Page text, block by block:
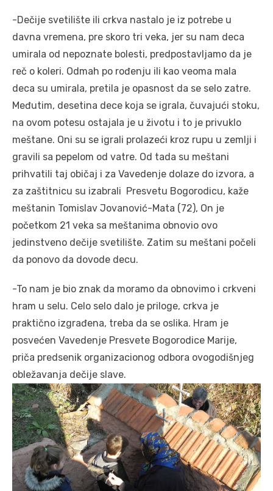
-Dečije svetilište ili crkva nastalo je iz potrebe u
davna vremena, pre skoro tri veka, jer su nam deca
umirala od nepoznate bolesti, predpostavljamo da je
reč o koleri. Odmah po rođenju ili kao veoma mala
deca su umirala, pretila je opasnost da se selo zatre.
Međutim, desetina dece koja se igrala, čuvajući stoku,
na ovom potesu ostajala je u životu i to je privuklo
meštane. Oni su se igrali prolazeći kroz rupu u zemlji i
gravili sa pepelom od vatre. Od tada su meštani
prihvatili taj običaj i za Vavedenje dolaze do izvora, a
za zaštitnicu su izabrali Presvetu Bogorodicu, kaže
meštanin Tomislav Jovanović-Mata (72), On je
početkom 21 veka sa meštanima obnovio ovo
jedinstveno dečije svetilište. Zatim su meštani počeli
da ponovo da dovode decu.
-To nam je bio znak da moramo da obnovimo i crkveni
hram u selu. Celo selo dalo je priloge, crkva je
praktično izgrađena, treba da se oslika. Hram je
posvećen Vavedenje Presvete Bogorodice Marije,
priča predsenik organizacionog odbora ovogodišnjeg
obležavanja dečije slave.